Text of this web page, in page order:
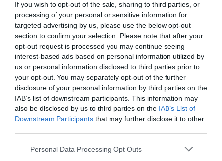
If you wish to opt-out of the sale, sharing to third parties, or
processing of your personal or sensitive information for
targeted advertising by us, please use the below opt-out
section to confirm your selection. Please note that after your
opt-out request is processed you may continue seeing
interest-based ads based on personal information utilized by
us or personal information disclosed to third parties prior to
your opt-out. You may separately opt-out of the further
disclosure of your personal information by third parties on the
IAB’s list of downstream participants. This information may
also be disclosed by us to third parties on the IAB’s List of
Downstream Participants that may further disclose it to other
Personal Data Processing Opt Outs
Γιώργος Μανίκας: «Πιάστηκε στα χέρια» με